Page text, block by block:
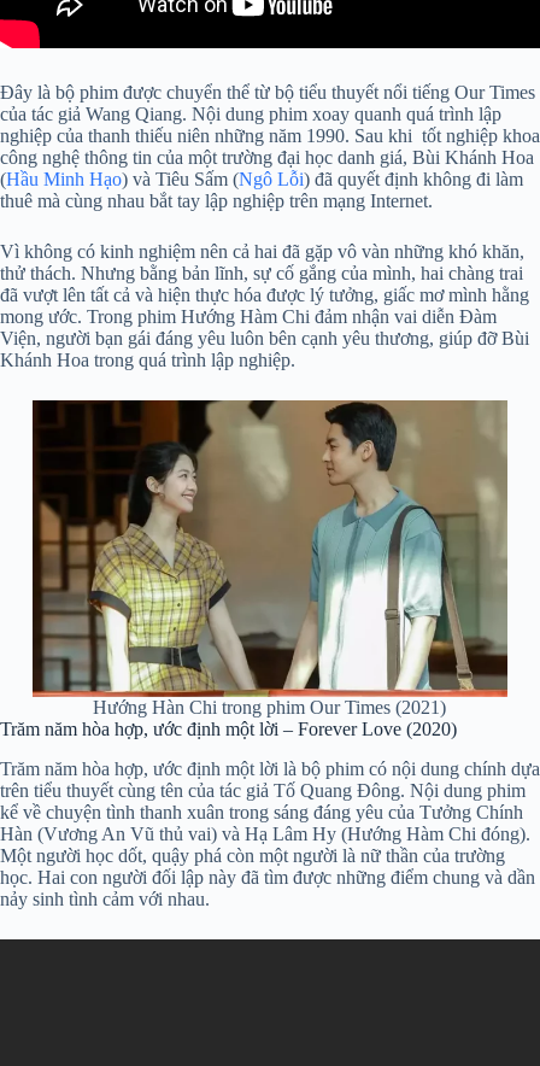
Đây là bộ phim được chuyển thể từ bộ tiểu thuyết nổi tiếng Our Times
của tác giả Wang Qiang. Nội dung phim xoay quanh quá trình lập
nghiệp của thanh thiếu niên những năm 1990. Sau khi tốt nghiệp khoa
công nghệ thông tin của một trường đại học danh giá, Bùi Khánh Hoa
(Hầu Minh Hạo) và Tiêu Sấm (Ngô Lỗi) đã quyết định không đi làm
thuê mà cùng nhau bắt tay lập nghiệp trên mạng Internet.
Vì không có kinh nghiệm nên cả hai đã gặp vô vàn những khó khăn,
thử thách. Nhưng bằng bản lĩnh, sự cố gắng của mình, hai chàng trai
đã vượt lên tất cả và hiện thực hóa được lý tưởng, giấc mơ mình hằng
mong ước. Trong phim Hướng Hàm Chi đảm nhận vai diễn Đàm
Viện, người bạn gái đáng yêu luôn bên cạnh yêu thương, giúp đỡ Bùi
Khánh Hoa trong quá trình lập nghiệp.
Hướng Hàn Chi trong phim Our Times (2021)
Trăm năm hòa hợp, ước định một lời – Forever Love (2020)
Trăm năm hòa hợp, ước định một lời là bộ phim có nội dung chính dựa
trên tiểu thuyết cùng tên của tác giả Tố Quang Đông. Nội dung phim
kể về chuyện tình thanh xuân trong sáng đáng yêu của Tưởng Chính
Hàn (Vương An Vũ thủ vai) và Hạ Lâm Hy (Hướng Hàm Chi đóng).
Một người học dốt, quậy phá còn một người là nữ thần của trường
học. Hai con người đối lập này đã tìm được những điểm chung và dần
nảy sinh tình cảm với nhau.